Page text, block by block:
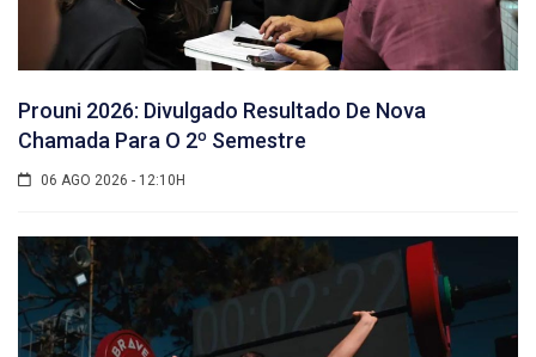
Prouni 2026: Divulgado Resultado De Nova
Chamada Para O 2º Semestre
06 AGO 2026 - 12:10H